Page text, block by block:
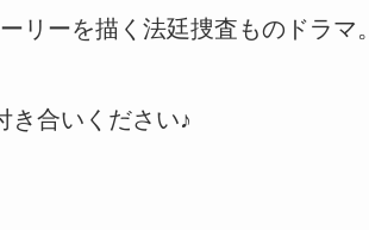
リーを描く法廷捜査ものドラマ。
き合いください♪